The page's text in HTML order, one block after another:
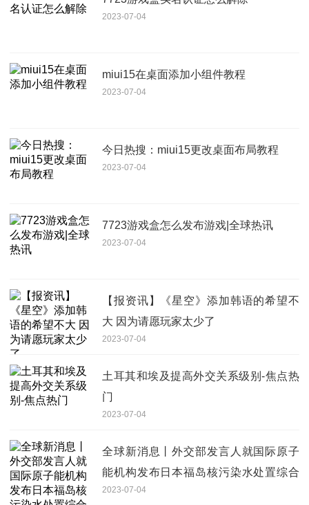
2023-07-04
miui15在桌面添加小组件教程
2023-07-04
今日热搜：miui15更改桌面布局教程
2023-07-04
7723游戏盒怎么发布游戏|全球热讯
2023-07-04
【报资讯】《星空》添加韩语的希望不
大 因为请愿玩家太少了
2023-07-04
土耳其和埃及提高外交关系级别-焦点热
门
2023-07-04
全球新消息丨外交部发言人就国际原子
能机构发布日本福岛核污染水处置综合
评估报告答记者问
2023-07-04